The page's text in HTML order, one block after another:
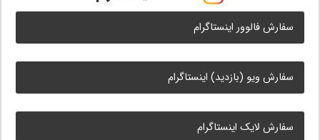
سفارش فالوور اینستاگرام
سفارش ویو (بازدید) اینستاگرام
سفارش لایک اینستاگرام